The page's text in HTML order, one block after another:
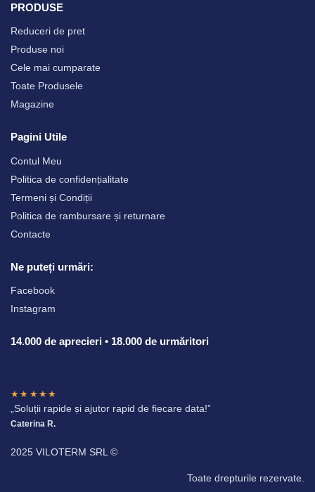
PRODUSE
Reduceri de pret
Produse noi
Cele mai cumparate
Toate Produsele
Magazine
Pagini Utile
Contul Meu
Politica de confidențialitate
Termeni și Condiții
Politica de rambursare și returnare
Contacte
Ne puteți urmări:
Facebook
Instagram
14.000 de aprecieri • 18.000 de urmăritori
★★★★★
„Soluții rapide și ajutor rapid de fiecare data!”
Caterina R.
2025 VILOTERM SRL ©
Toate drepturile rezervate.